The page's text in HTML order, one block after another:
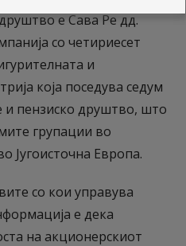
е Сава Ре дд.
со четириесет
и
која поседува седум
и пензиско друштво, што
групации во
Југоисточна Европа.
со кои управува
е дека
на акционерскиот